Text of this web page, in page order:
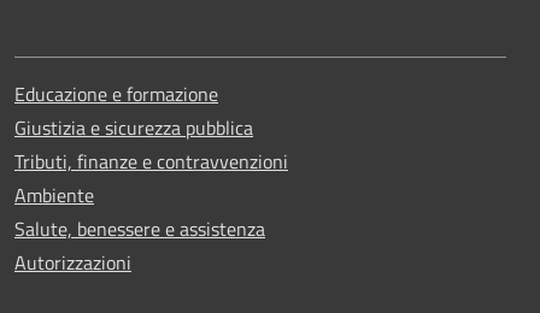
Educazione e formazione
Giustizia e sicurezza pubblica
Tributi, finanze e contravvenzioni
Ambiente
Salute, benessere e assistenza
Autorizzazioni